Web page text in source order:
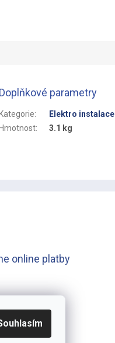
Doplňkové parametry
Kategorie:
Elektro instalace
Hmotnost: 3.1 kg
online platby